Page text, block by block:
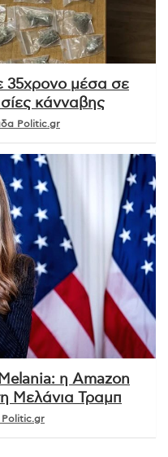
35χρονο μέσα σε
κάνναβης
Politic.gr
η Amazon
Μελάνια Τραμπ
Politic.gr